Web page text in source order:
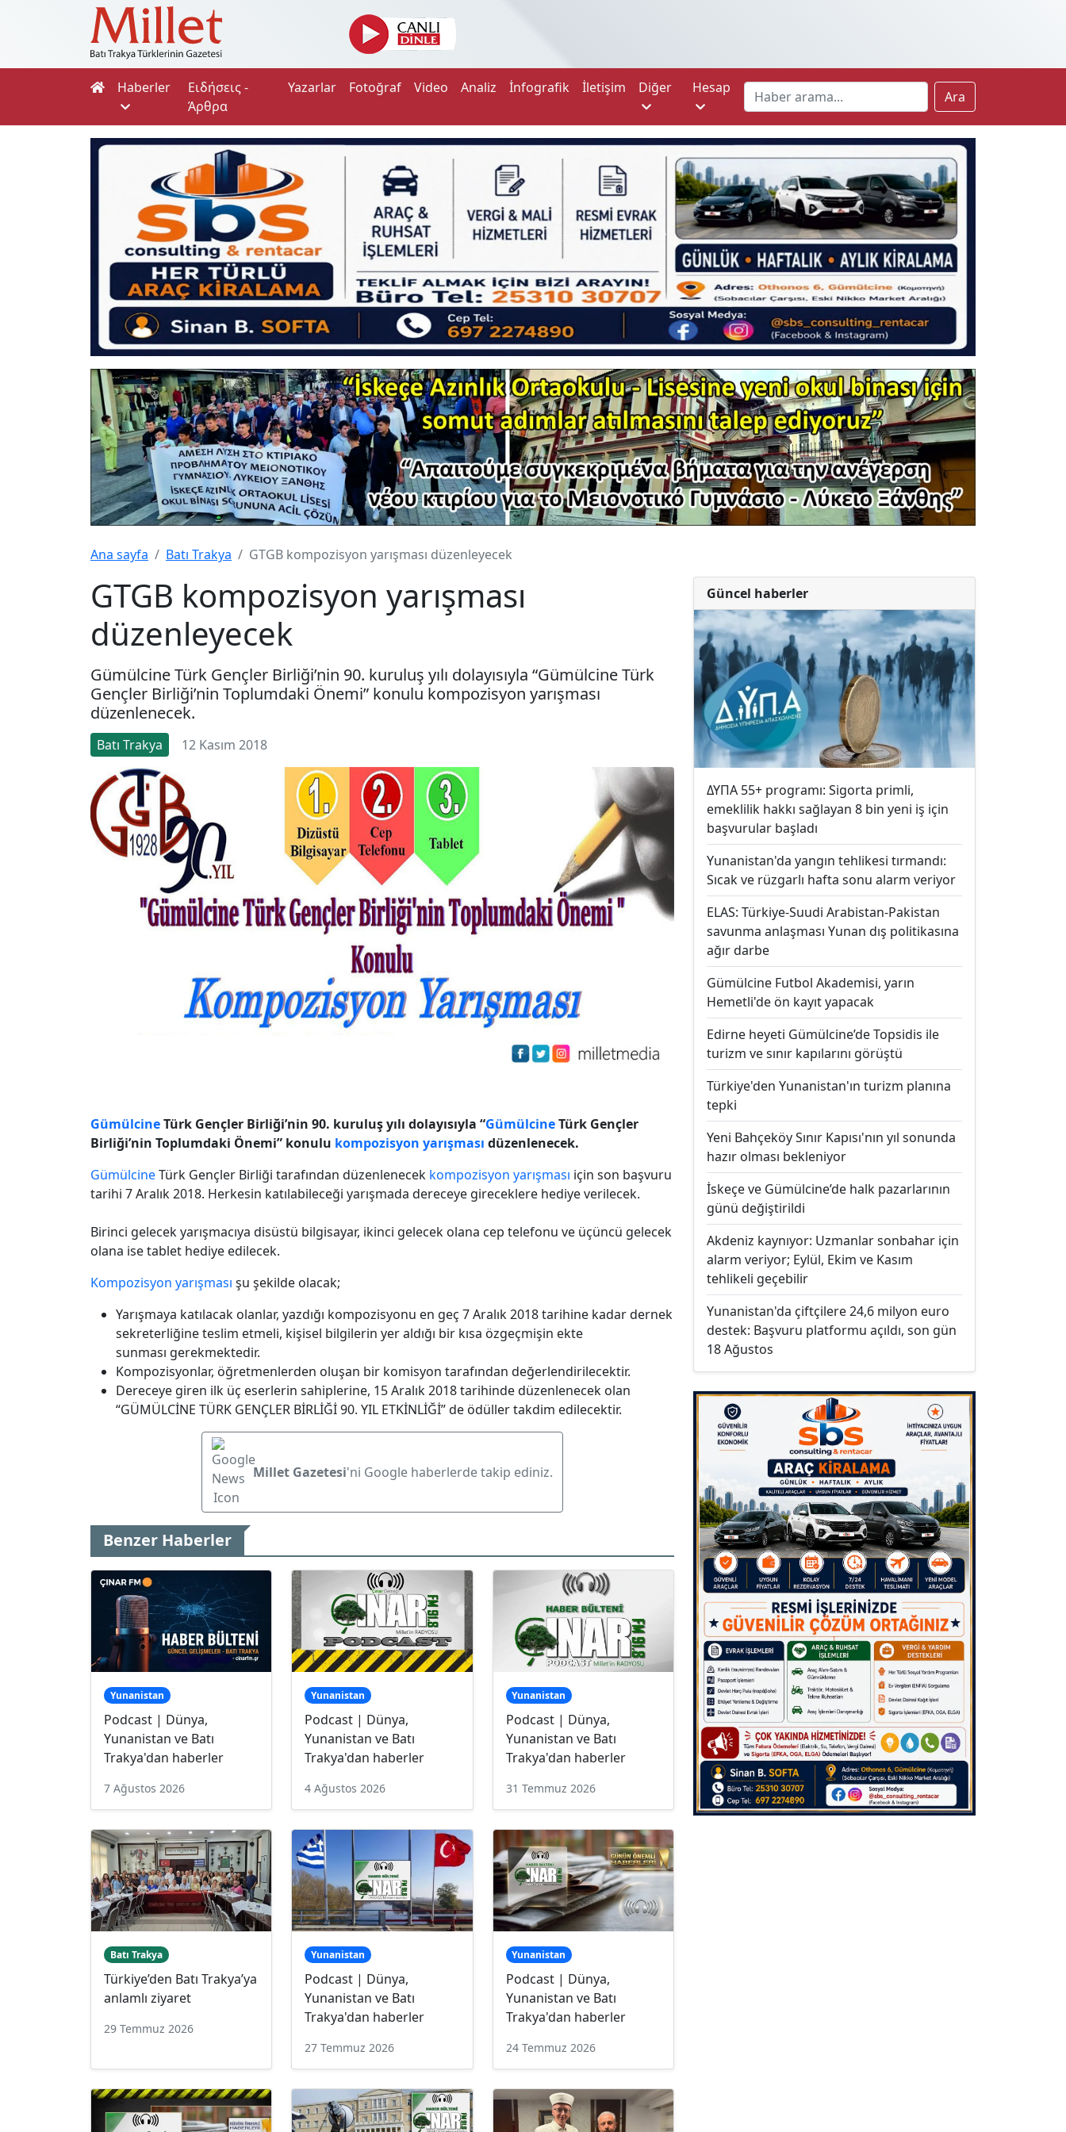
Haberler
Ειδήσεις -
Άρθρα
Yazarlar Fotoğraf Video Analiz İnfografik İletişim Diğer Hesap
Ara
Ana sayfa Batı Trakya GTGB kompozisyon yarışması düzenleyecek
GTGB kompozisyon yarışması
düzenleyecek
Gümülcine Türk Gençler Birliği’nin 90. kuruluş yılı dolayısıyla “Gümülcine Türk
Gençler Birliği’nin Toplumdaki Önemi” konulu kompozisyon yarışması
düzenlenecek.
Batı Trakya 12 Kasım 2018
GümülcineTürk Gençler Birliği’nin 90. kuruluş yılı dolayısıyla “GümülcineTürk Gençler
Birliği’nin Toplumdaki Önemi” konulu kompozisyon yarışması düzenlenecek.
GümülcineTürk Gençler Birliği tarafından düzenlenecek kompozisyon yarışması için son başvuru
tarihi 7 Aralık 2018. Herkesin katılabileceği yarışmada dereceye gireceklere hediye verilecek.
Birinci gelecek yarışmacıya disüstü bilgisayar, ikinci gelecek olana cep telefonu ve üçüncü gelecek
olana ise tablet hediye edilecek.
Kompozisyon yarışması şu şekilde olacak;
Yarışmaya katılacak olanlar, yazdığı kompozisyonu en geç 7 Aralık 2018 tarihine kadar dernek
sekreterliğine teslim etmeli, kişisel bilgilerin yer aldığı bir kısa özgeçmişin ekte
sunması gerekmektedir.
Kompozisyonlar, öğretmenlerden oluşan bir komisyon tarafından değerlendirilecektir.
Dereceye giren ilk üç eserlerin sahiplerine, 15 Aralık 2018 tarihinde düzenlenecek olan
“GÜMÜLCİNE TÜRK GENÇLER BİRLİĞİ 90. YIL ETKİNLİĞİ” de ödüller takdim edilecektir.
Millet Gazetesi'ni Google haberlerde takip ediniz.
Benzer Haberler
Yunanistan
Podcast | Dünya,
Yunanistan ve Batı
Trakya'dan haberler
7 Ağustos 2026
Yunanistan
Podcast | Dünya,
Yunanistan ve Batı
Trakya'dan haberler
4 Ağustos 2026
Yunanistan
Podcast | Dünya,
Yunanistan ve Batı
Trakya'dan haberler
31 Temmuz 2026
Batı Trakya
Türkiye’den Batı Trakya’ya
anlamlı ziyaret
29 Temmuz 2026
Yunanistan
Podcast | Dünya,
Yunanistan ve Batı
Trakya'dan haberler
27 Temmuz 2026
Yunanistan
Podcast | Dünya,
Yunanistan ve Batı
Trakya'dan haberler
24 Temmuz 2026
Güncel haberler
ΔΥΠΑ 55+ programı: Sigorta primli,
emeklilik hakkı sağlayan 8 bin yeni iş için
başvurular başladı
Yunanistan'da yangın tehlikesi tırmandı:
Sıcak ve rüzgarlı hafta sonu alarm veriyor
ELAS: Türkiye-Suudi Arabistan-Pakistan
savunma anlaşması Yunan dış politikasına
ağır darbe
Gümülcine Futbol Akademisi, yarın
Hemetli'de ön kayıt yapacak
Edirne heyeti Gümülcine’de Topsidis ile
turizm ve sınır kapılarını görüştü
Türkiye'den Yunanistan'ın turizm planına
tepki
Yeni Bahçeköy Sınır Kapısı'nın yıl sonunda
hazır olması bekleniyor
İskeçe ve Gümülcine’de halk pazarlarının
günü değiştirildi
Akdeniz kaynıyor: Uzmanlar sonbahar için
alarm veriyor; Eylül, Ekim ve Kasım
tehlikeli geçebilir
Yunanistan'da çiftçilere 24,6 milyon euro
destek: Başvuru platformu açıldı, son gün
18 Ağustos